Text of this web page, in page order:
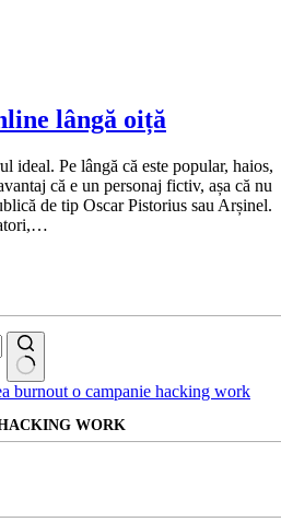
lângă oiță
ideal. Pe lângă că este popular, haios,
că e un personaj fictiv, așa că nu
de tip Oscar Pistorius sau Arșinel.
WORK